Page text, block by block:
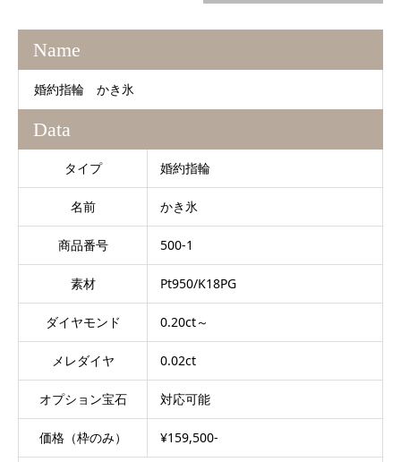
Name
婚約指輪 かき氷
Data
タイプ 婚約指輪
名前 かき氷
商品番号 500-1
素材 Pt950/K18PG
ダイヤモンド 0.20ct～
メレダイヤ 0.02ct
オプション宝石 対応可能
価格（枠のみ） ¥159,500-